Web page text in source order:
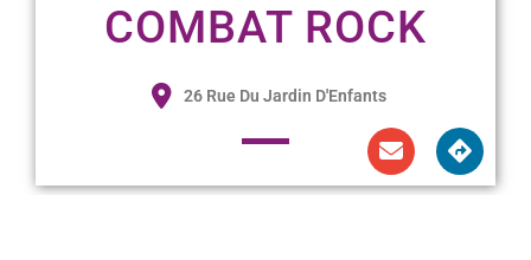
COMBAT ROCK
26 Rue Du Jardin D'Enfants